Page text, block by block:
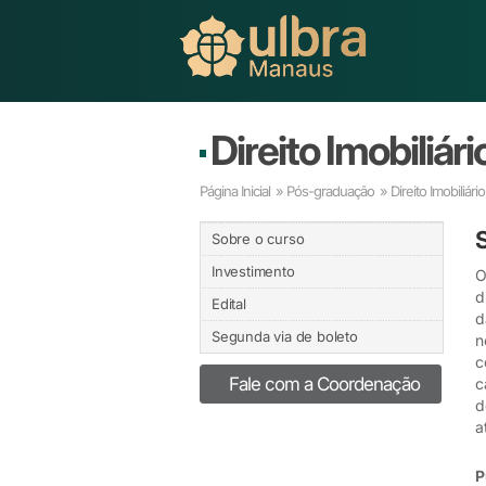
Direito
Página Inicial » Pós-graduação » Direito
Sobre o curso
Investimento
Edital
Segunda via de boleto
Fale com a Coordenação